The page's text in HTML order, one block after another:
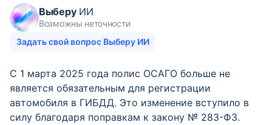
ВыберуИИ
Возможны неточности
Задать свой вопрос Выберу ИИ
С 1 марта 2025 года полис ОСАГО больше не
является обязательным для регистрации
автомобиля в ГИБДД. Это изменение вступило в
силу благодаря поправкам к закону № 283-ФЗ.